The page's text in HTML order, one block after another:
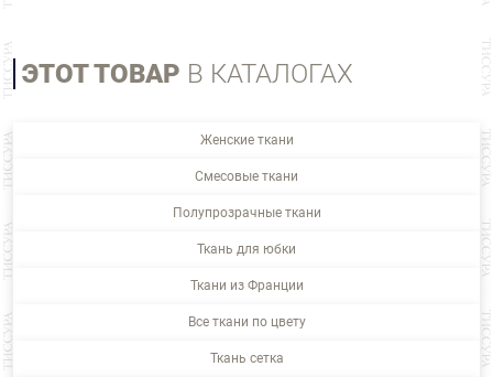
ЭТОТ ТОВАР В КАТАЛОГАХ
Женские ткани
Смесовые ткани
Полупрозрачные ткани
Ткань для юбки
Ткани из Франции
Все ткани по цвету
Ткань сетка